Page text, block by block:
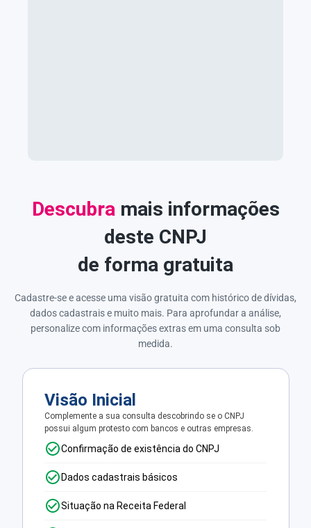
Descubra mais informações
deste CNPJ
de forma gratuita
Cadastre-se e acesse uma visão gratuita com histórico de dívidas,
dados cadastrais e muito mais. Para aprofundar a análise,
personalize com informações extras em uma consulta sob
medida.
Visão Inicial
Complemente a sua consulta descobrindo se o CNPJ
possui algum protesto com bancos e outras empresas.
Confirmação de existência do CNPJ
Dados cadastrais básicos
Situação na Receita Federal